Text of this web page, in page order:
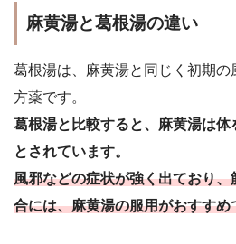
麻黄湯と葛根湯の違い
葛根湯は、麻黄湯と同じく初期
方薬です。
葛根湯と比較すると、麻黄湯は
とされています。
風邪などの症状が強く出ており
合には、麻黄湯の服用がおすすめ